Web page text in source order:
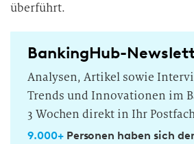
überführt.
BankingHub-
Analysen, Artikel sowie
Trends und Innovationen im
3 Wochen direkt in Ihr
9.000+Personen haben sich